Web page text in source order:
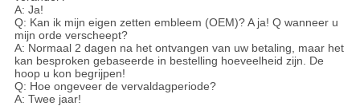
A: Ja!
Q: Kan ik mijn eigen zetten embleem (OEM)? A ja! Q wanneer u
mijn orde verscheept?
A: Normaal 2 dagen na het ontvangen van uw betaling, maar het
kan besproken gebaseerde in bestelling hoeveelheid zijn. De
hoop u kon begrijpen!
Q: Hoe ongeveer de vervaldagperiode?
A: Twee jaar!